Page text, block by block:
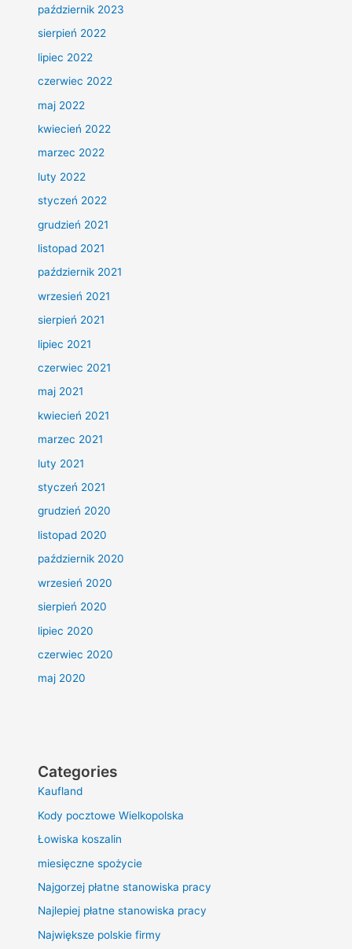
październik 2023
sierpień 2022
lipiec 2022
czerwiec 2022
maj 2022
kwiecień 2022
marzec 2022
luty 2022
styczeń 2022
grudzień 2021
listopad 2021
październik 2021
wrzesień 2021
sierpień 2021
lipiec 2021
czerwiec 2021
maj 2021
kwiecień 2021
marzec 2021
luty 2021
styczeń 2021
grudzień 2020
listopad 2020
październik 2020
wrzesień 2020
sierpień 2020
lipiec 2020
czerwiec 2020
maj 2020
Categories
Kaufland
Kody pocztowe Wielkopolska
Łowiska koszalin
miesięczne spożycie
Najgorzej płatne stanowiska pracy
Najlepiej płatne stanowiska pracy
Największe polskie firmy